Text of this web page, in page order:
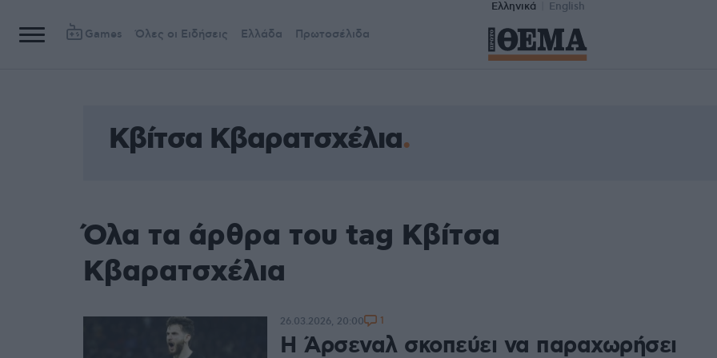
Ελληνικά English
Games Όλες οι Ειδήσεις Ελλάδα Πρωτοσέλιδα
Κβίτσα Κβαρατσχέλια
Όλα τα άρθρα του tag Κβίτσα
Κβαρατσχέλια
Η Άρσεναλ σκοπεύει να παραχωρήσει
26.03.2026, 20:00 1